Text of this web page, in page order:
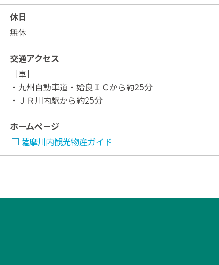
休日
無休
交通アクセス
［車］
・九州自動車道・姶良ＩＣから約25分
・ＪＲ川内駅から約25分
ホームページ
薩摩川内観光物産ガイド